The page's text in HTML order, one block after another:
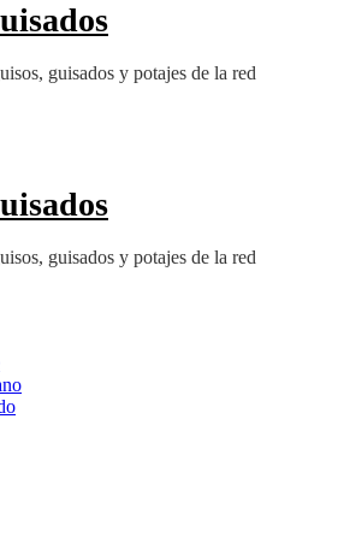
guisados y potajes de la red
guisados y potajes de la red